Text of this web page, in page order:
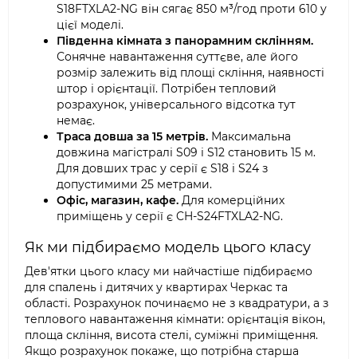
S18FTXLA2-NG він сягає 850 м³/год проти 610 у
цієї моделі.
Південна кімната з панорамним склінням.
Сонячне навантаження суттєве, але його
розмір залежить від площі скління, наявності
штор і орієнтації. Потрібен тепловий
розрахунок, універсального відсотка тут
немає.
Траса довша за 15 метрів. Максимальна
довжина магістралі S09 і S12 становить 15 м.
Для довших трас у серії є S18 і S24 з
допустимими 25 метрами.
Офіс, магазин, кафе. Для комерційних
приміщень у серії є CH-S24FTXLA2-NG.
Як ми підбираємо модель цього класу
Дев'ятки цього класу ми найчастіше підбираємо
для спалень і дитячих у квартирах Черкас та
області. Розрахунок починаємо не з квадратури, а з
теплового навантаження кімнати: орієнтація вікон,
площа скління, висота стелі, суміжні приміщення.
Якщо розрахунок покаже, що потрібна старша